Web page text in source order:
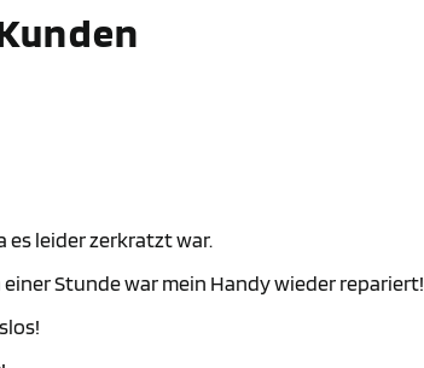
es leider zerkratzt war.
Stunde war mein Handy wieder repariert!